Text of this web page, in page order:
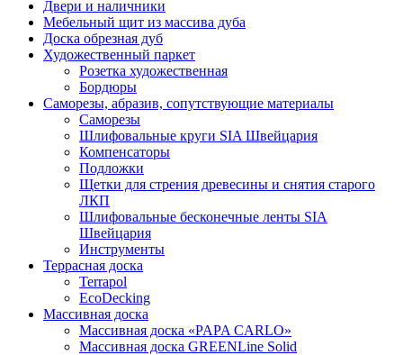
Двери и наличники
Мебельный щит из массива дуба
Доска обрезная дуб
Художественный паркет
Розетка художественная
Бордюры
Саморезы, абразив, сопутствующие материалы
Саморезы
Шлифовальные круги SIA Швейцария
Компенсаторы
Подложки
Щетки для стрения древесины и снятия старого
ЛКП
Шлифовальные бесконечные ленты SIA
Швейцария
Инструменты
Террасная доска
Terrapol
EcoDecking
Массивная доска
Массивная доска «PAPA CARLO»
Массивная доска GREENLine Solid